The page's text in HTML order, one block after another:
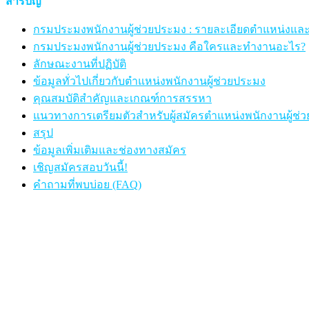
กรมประมงพนักงานผู้ช่วยประมง : รายละเอียดตำแหน่งแ
กรมประมงพนักงานผู้ช่วยประมง คือใครและทำงานอะไร?
ลักษณะงานที่ปฏิบัติ
ข้อมูลทั่วไปเกี่ยวกับตำแหน่งพนักงานผู้ช่วยประมง
คุณสมบัติสำคัญและเกณฑ์การสรรหา
แนวทางการเตรียมตัวสำหรับผู้สมัครตำแหน่งพนักงานผู้ช่ว
สรุป
ข้อมูลเพิ่มเติมและช่องทางสมัคร
เชิญสมัครสอบวันนี้!
คำถามที่พบบ่อย (FAQ)